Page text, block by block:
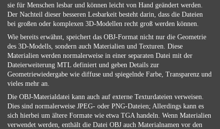
sie für Menschen lesbar und können leicht von Hand geändert werden.
Der Nachteil dieser besseren Lesbarkeit besteht darin, dass die Dateien
bei großen oder komplexen 3D-Modellen recht groß werden können.
Wie bereits erwähnt, speichert das OBJ-Format nicht nur die Geometrie
des 3D-Modells, sondern auch Materialien und Texturen. Diese
Materialien werden normalerweise in einer separaten Datei mit der
Dateierweiterung MTL definiert und geben Details zur
Geometriewiedergabe wie diffuse und spiegelnde Farbe, Transparenz und
vieles mehr an.
Die OBJ-Materialdatei kann auch auf externe Texturdateien verweisen.
Dies sind normalerweise JPEG- oder PNG-Dateien; Allerdings kann es
sich hierbei um ältere Formate wie etwa TGA handeln. Wenn Materialien
verwendet werden, enthält die Datei OBJ auch Materialnamen vor den